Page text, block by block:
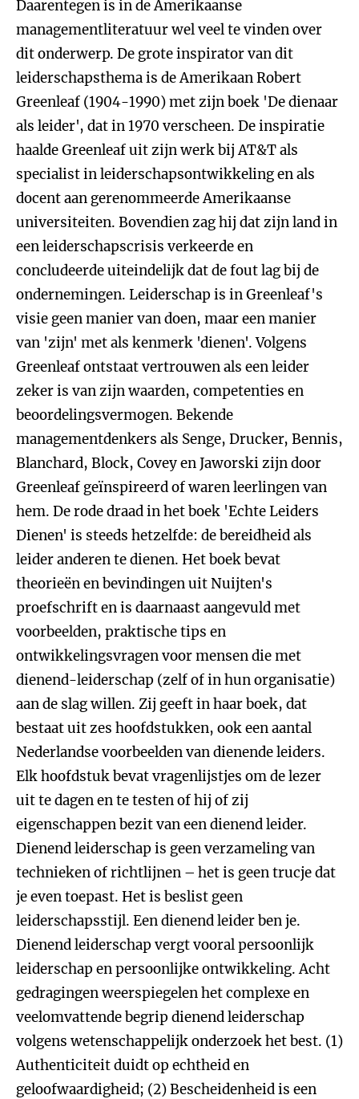
Daarentegen is in de Amerikaanse
managementliteratuur wel veel te vinden over
dit onderwerp. De grote inspirator van dit
leiderschapsthema is de Amerikaan Robert
Greenleaf (1904-1990) met zijn boek 'De dienaar
als leider', dat in 1970 verscheen. De inspiratie
haalde Greenleaf uit zijn werk bij AT&T als
specialist in leiderschapsontwikkeling en als
docent aan gerenommeerde Amerikaanse
universiteiten. Bovendien zag hij dat zijn land in
een leiderschapscrisis verkeerde en
concludeerde uiteindelijk dat de fout lag bij de
ondernemingen. Leiderschap is in Greenleaf's
visie geen manier van doen, maar een manier
van 'zijn' met als kenmerk 'dienen'. Volgens
Greenleaf ontstaat vertrouwen als een leider
zeker is van zijn waarden, competenties en
beoordelingsvermogen. Bekende
managementdenkers als Senge, Drucker, Bennis,
Blanchard, Block, Covey en Jaworski zijn door
Greenleaf geïnspireerd of waren leerlingen van
hem. De rode draad in het boek 'Echte Leiders
Dienen' is steeds hetzelfde: de bereidheid als
leider anderen te dienen. Het boek bevat
theorieën en bevindingen uit Nuijten's
proefschrift en is daarnaast aangevuld met
voorbeelden, praktische tips en
ontwikkelingsvragen voor mensen die met
dienend-leiderschap (zelf of in hun organisatie)
aan de slag willen. Zij geeft in haar boek, dat
bestaat uit zes hoofdstukken, ook een aantal
Nederlandse voorbeelden van dienende leiders.
Elk hoofdstuk bevat vragenlijstjes om de lezer
uit te dagen en te testen of hij of zij
eigenschappen bezit van een dienend leider.
Dienend leiderschap is geen verzameling van
technieken of richtlijnen – het is geen trucje dat
je even toepast. Het is beslist geen
leiderschapsstijl. Een dienend leider ben je.
Dienend leiderschap vergt vooral persoonlijk
leiderschap en persoonlijke ontwikkeling. Acht
gedragingen weerspiegelen het complexe en
veelomvattende begrip dienend leiderschap
volgens wetenschappelijk onderzoek het best. (1)
Authenticiteit duidt op echtheid en
geloofwaardigheid; (2) Bescheidenheid is een